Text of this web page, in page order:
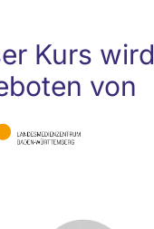
Kurs wird
von